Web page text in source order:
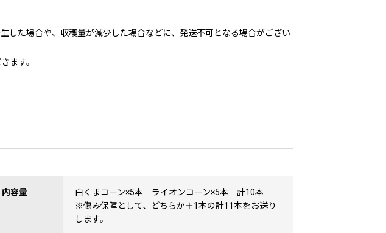
した場合や、収穫量が減少した場合などに、発送不可となる場合がござい
ます。
内容量
白くまコーン×5本 ライオンコーン×5本 計10本
※傷み保障として、どちらか＋1本の計11本をお送り
します。